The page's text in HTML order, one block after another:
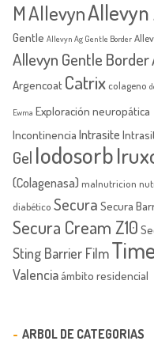
MAllevynAllevyn
Gentle Allevyn Ag Gentle Border
Allevyn Gentle Border
Argencoat Catrix colageno
Ewma Exploración neuropática
Incontinencia Intrasite
Gel Iodosorb
(Colagenasa) malnutricion
diabético Secura Secura
Secura Cream Z10
Sting Barrier Film
Valenciaámbito residencial
ARBOL DE CATEGORIAS